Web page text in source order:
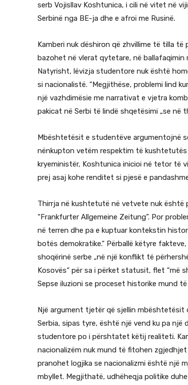
serb Vojisllav Koshtunica, i cili në vitet në
Serbinë nga BE-ja dhe e afroi me Rusinë.
Kamberi nuk dëshiron që zhvillime të tilla
bazohet në vlerat qytetare, në ballafaqimin
Natyrisht, lëvizja studentore nuk është
si nacionalistë. “Megjithëse, problemi lind
një vazhdimësie me narrativat e vjetra
pakicat në Serbi të lindë shqetësimi „se në
Mbështetësit e studentëve argumentojnë
nënkupton vetëm respektim të
kryeministër, Koshtunica inicioi në tetor të
prej asaj kohe renditet si pjesë e
Thirrja në kushtetutë në vetvete nuk është
“Frankfurter Allgemeine Zeitung”. Por
në terren dhe pa e kuptuar kontekstin
botës demokratike.“ Përballë këtyre
shoqërinë serbe „në një konflikt të
Kosovës“ për sa i përket statusit, flet “më
Sepse iluzioni se proceset historike mund
Një argument tjetër që sjellin
Serbia, sipas tyre, është një vend ku pa
studentore po i përshtatet këtij realiteti.
nacionalizëm nuk mund të fitohen
pranohet logjika se nacionalizmi është një
mbyllet. Megjithatë, udhëheqja politike